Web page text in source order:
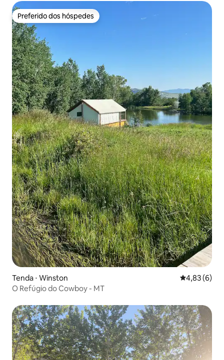
Preferido dos hóspedes
Preferido dos hóspedes
Tenda ⋅ Winston 4,83 de uma
4,83 (6)
O Refúgio do Cowboy - MT